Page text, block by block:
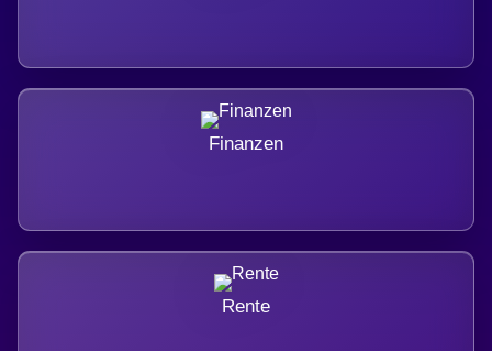
Finanzen
Rente